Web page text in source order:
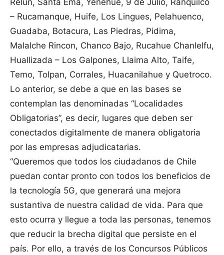
Relun, Santa Ema, Yenehue, 9 de Julio, Ranquilco
– Rucamanque, Huife, Los Lingues, Pelahuenco,
Guadaba, Botacura, Las Piedras, Pidima,
Malalche Rincon, Chanco Bajo, Rucahue Chanlelfu,
Huallizada – Los Galpones, Llaima Alto, Taife,
Temo, Tolpan, Corrales, Huacanilahue y Quetroco.
Lo anterior, se debe a que en las bases se
contemplan las denominadas “Localidades
Obligatorias”, es decir, lugares que deben ser
conectados digitalmente de manera obligatoria
por las empresas adjudicatarias.
“Queremos que todos los ciudadanos de Chile
puedan contar pronto con todos los beneficios de
la tecnología 5G, que generará una mejora
sustantiva de nuestra calidad de vida. Para que
esto ocurra y llegue a toda las personas, tenemos
que reducir la brecha digital que persiste en el
país. Por ello, a través de los Concursos Públicos